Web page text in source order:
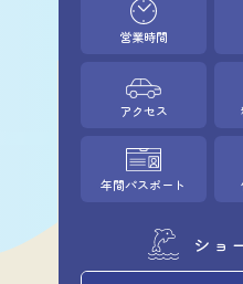
営業時間
アクセス
年間パスポート
ショ